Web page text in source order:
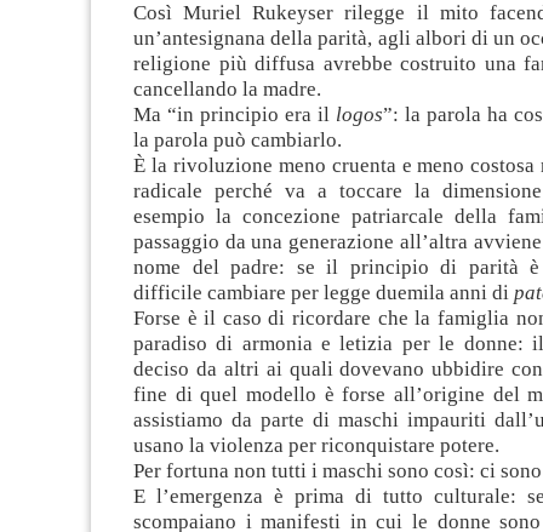
Così Muriel Rukeyser rilegge il mito
un’antesignana della parità, agli albori di un
religione più diffusa avrebbe costruito una
cancellando la madre.
Ma “in principio era il logos”: la parola ha
la parola può cambiarlo.
È la rivoluzione meno cruenta e meno costosa
radicale perché va a toccare la
esempio la concezione patriarcale della
passaggio da una generazione all’altra
nome del padre: se il principio di parità
difficile cambiare per legge duemila anni di
Forse è il caso di ricordare che la famiglia
paradiso di armonia e letizia per le donne:
deciso da altri ai quali dovevano ubbidire
fine di quel modello è forse all’origine del
assistiamo da parte di maschi impauriti
usano la violenza per riconquistare potere.
Per fortuna non tutti i maschi sono così: ci
E l’emergenza è prima di tutto culturale:
scompaiano i manifesti in cui le donne